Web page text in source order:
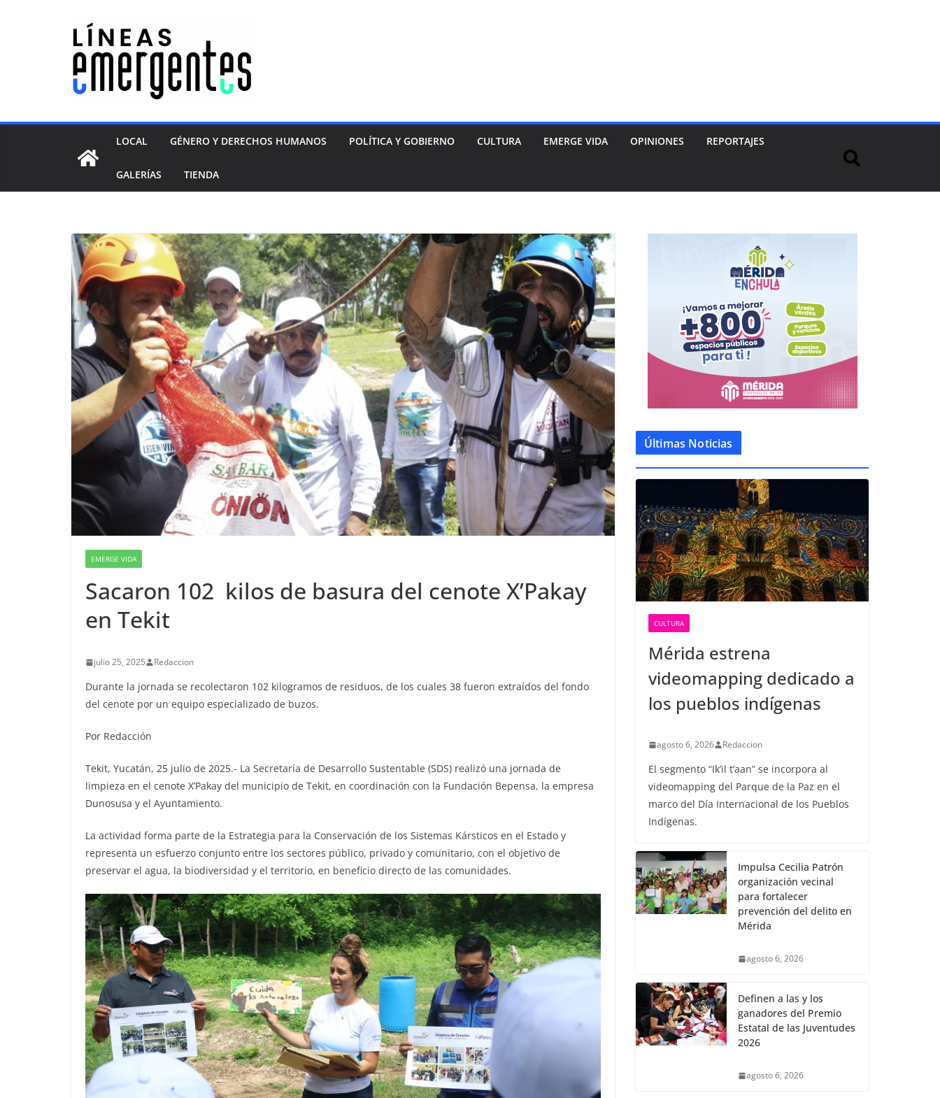
LOCAL GÉNERO Y DERECHOS HUMANOS POLÍTICA Y GOBIERNO CULTURA EMERGE VIDA OPINIONES REPORTAJES
GALERÍAS TIENDA
EMERGE VIDA
Sacaron 102 kilos de basura del cenote X’Pakay
en Tekit
julio 25, 2025 Redaccion
Durante la jornada se recolectaron 102 kilogramos de residuos, de los cuales 38 fueron extraídos del fondo
del cenote por un equipo especializado de buzos.
Por Redacción
Tekit, Yucatán, 25 julio de 2025.- La Secretaría de Desarrollo Sustentable (SDS) realizó una jornada de
limpieza en el cenote X’Pakay del municipio de Tekit, en coordinación con la Fundación Bepensa, la empresa
Dunosusa y el Ayuntamiento.
La actividad forma parte de la Estrategia para la Conservación de los Sistemas Kársticos en el Estado y
representa un esfuerzo conjunto entre los sectores público, privado y comunitario, con el objetivo de
preservar el agua, la biodiversidad y el territorio, en beneficio directo de las comunidades.
Últimas Noticias
CULTURA
Mérida estrena
videomapping dedicado a
los pueblos indígenas
agosto 6, 2026 Redaccion
El segmento “Ik’il t’aan” se incorpora al
videomapping del Parque de la Paz en el
marco del Día Internacional de los Pueblos
Indígenas.
Impulsa Cecilia Patrón
organización vecinal
para fortalecer
prevención del delito en
Mérida
agosto 6, 2026
Definen a las y los
ganadores del Premio
Estatal de las Juventudes
2026
agosto 6, 2026